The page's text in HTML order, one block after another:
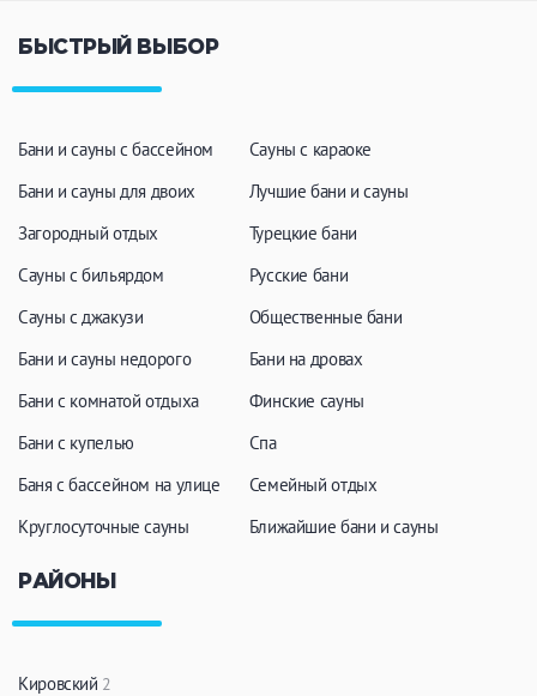
БЫСТРЫЙ ВЫБОР
Бани и сауны с бассейном
Бани и сауны для двоих
Загородный отдых
Сауны с бильярдом
Сауны с джакузи
Бани и сауны недорого
Бани с комнатой отдыха
Бани с купелью
Баня с бассейном на улице
Круглосуточные сауны
Сауны с караоке
Лучшие бани и сауны
Турецкие бани
Русские бани
Общественные бани
Бани на дровах
Финские сауны
Спа
Семейный отдых
Ближайшие бани и сауны
РАЙОНЫ
Кировский 2